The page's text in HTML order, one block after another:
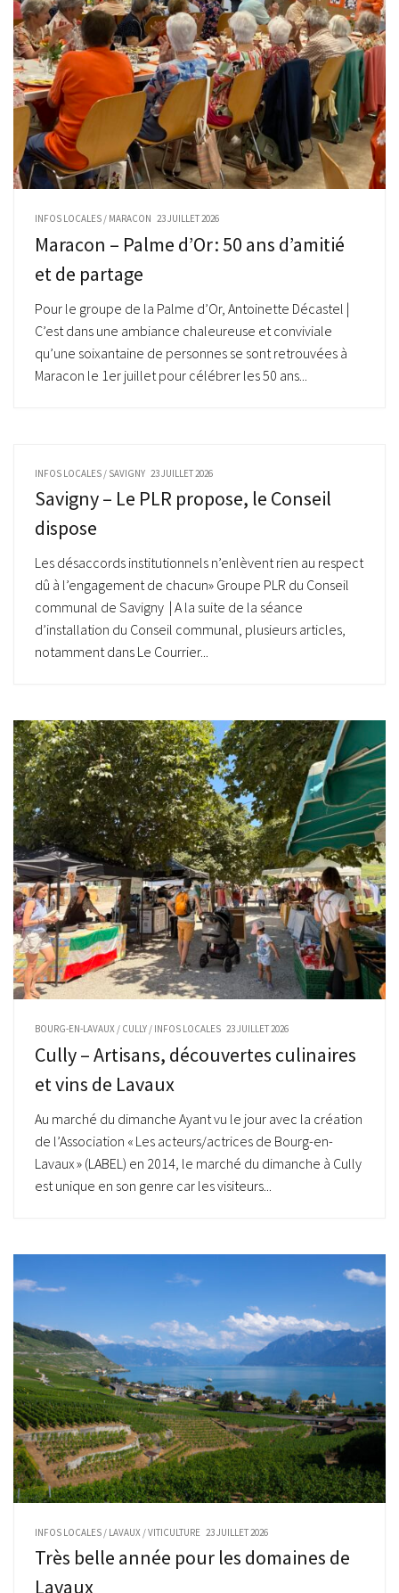
INFOS LOCALES / MARACON 23 JUILLET 2026
Maracon – Palme d’Or : 50 ans d’amitié
et de partage
Pour le groupe de la Palme d’Or, Antoinette Décastel |
C’est dans une ambiance chaleureuse et conviviale
qu’une soixantaine de personnes se sont retrouvées à
Maracon le 1er juillet pour célébrer les 50 ans...
INFOS LOCALES / SAVIGNY 23 JUILLET 2026
Savigny – Le PLR propose, le Conseil
dispose
Les désaccords institutionnels n’enlèvent rien au respect
dû à l’engagement de chacun» Groupe PLR du Conseil
communal de Savigny | A la suite de la séance
d’installation du Conseil communal, plusieurs articles,
notamment dans Le Courrier...
BOURG-EN-LAVAUX / CULLY / INFOS LOCALES 23 JUILLET 2026
Cully – Artisans, découvertes culinaires
et vins de Lavaux
Au marché du dimanche Ayant vu le jour avec la création
de l’Association « Les acteurs/actrices de Bourg-en-
Lavaux » (LABEL) en 2014, le marché du dimanche à Cully
est unique en son genre car les visiteurs...
INFOS LOCALES / LAVAUX /VITICULTURE 23 JUILLET 2026
Très belle année pour les domaines de
Lavaux